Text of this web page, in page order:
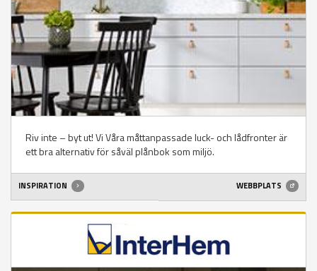
Riv inte – byt ut! Vi Våra måttanpassade luck- och lådfronter är
ett bra alternativ för såväl plånbok som miljö.
INSPIRATION WEBBPLATS